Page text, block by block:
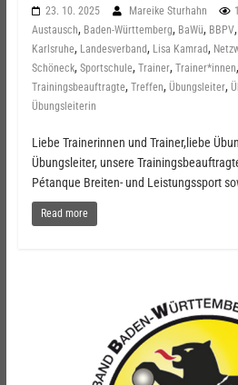
23. 10. 2025 Mareike Sturhahn
Austausch, Baden-Württemberg, BaWü, BBPV,
Karlsruhe, Landesverband, Lisa Kamrad,
Schöneck, Sportschule, Trainer, Trainer*innen,
Trainingsbeauftragte, Treffen, Übungsleiter,
Übungsleiterin
Liebe Trainerinnen und Trainer,liebe
Übungsleiter, unsere
Pétanque Breiten- und Leistungssport
Read more